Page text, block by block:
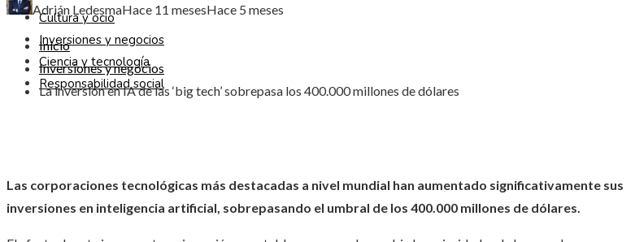
Cultura y ocio
Inversiones y negocios
Ciencia y tecnología
Responsabilidad social
Adrián LedesmaHace 11 mesesHace 5 meses
Inicio
Inversiones y negocios
La inversión en IA de las ‘big tech’ sobrepasa los 400.000 millones de dólares
Las corporaciones tecnológicas más destacadas a nivel mundial han aumentado significativamente sus
inversiones en inteligencia artificial, sobrepasando el umbral de los 400.000 millones de dólares.